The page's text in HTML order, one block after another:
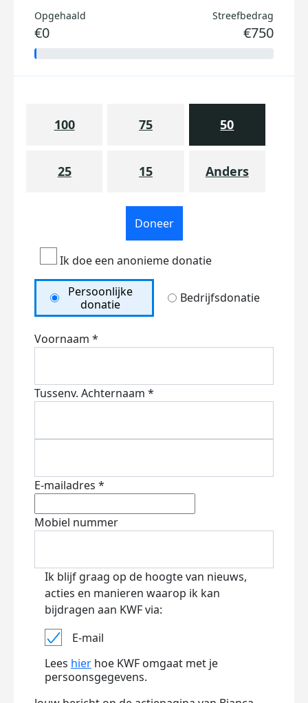
Opgehaald
€0
Streefbedrag
€750
100 75 50
25 15 Anders
Doneer
Ik doe een anonieme donatie
Persoonlijke
donatie
Bedrijfsdonatie
Voornaam *
Tussenv. Achternaam *
E-mailadres *
Mobiel nummer
Ik blijf graag op de hoogte van nieuws,
acties en manieren waarop ik kan
bijdragen aan KWF via:
E-mail
Lees hier hoe KWF omgaat met je
persoonsgegevens.